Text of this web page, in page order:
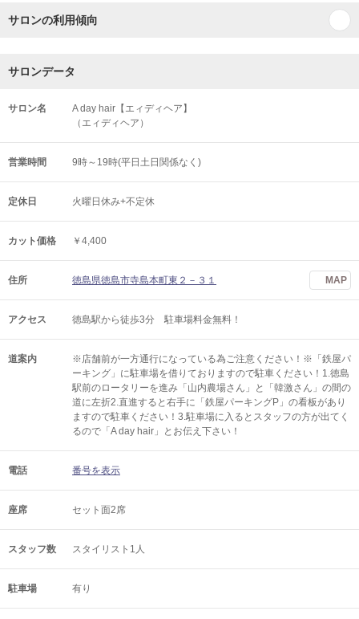
サロンの利用傾向
サロンデータ
サロン名
A day hair【エィディヘア】
（エィディヘア）
営業時間 9時～19時(平日土日関係なく)
定休日 火曜日休み+不定休
カット価格 ￥4,400
住所 徳島県徳島市寺島本町東２－３１ MAP
アクセス 徳島駅から徒歩3分 駐車場料金無料！
道案内
※店舗前が一方通行になっている為ご注意ください！※「鉄屋パ
ーキング」に駐車場を借りておりますので駐車ください！1.徳島
駅前のロータリーを進み「山内農場さん」と「韓激さん」の間の
道に左折2.直進すると右手に「鉄屋パーキングP」の看板があり
ますので駐車ください！3.駐車場に入るとスタッフの方が出てく
るので「A day hair」とお伝え下さい！
電話 番号を表示
座席 セット面2席
スタッフ数 スタイリスト1人
駐車場 有り